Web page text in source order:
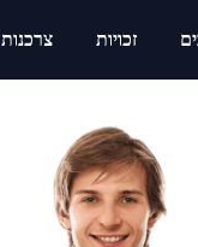
זכויות צרכנות